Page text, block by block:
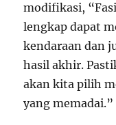
modifikasi,
lengkap dapat
kendaraan dan
hasil akhir.
akan kita pilih
yang memadai.”